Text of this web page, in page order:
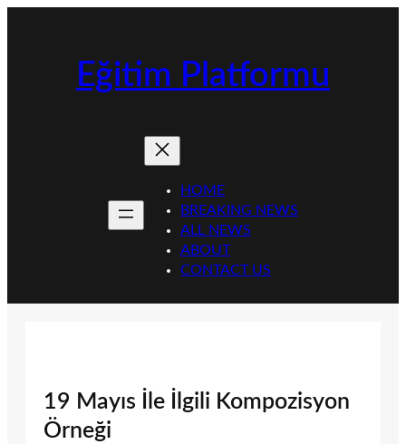
Eğitim Platformu
HOME
BREAKING NEWS
ALL NEWS
ABOUT
CONTACT US
19 Mayıs İle İlgili Kompozisyon
Örneği